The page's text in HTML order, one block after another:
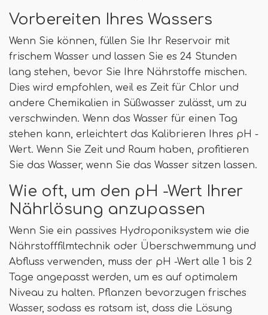
Vorbereiten Ihres Wassers
Wenn Sie können, füllen Sie Ihr Reservoir mit
frischem Wasser und lassen Sie es 24 Stunden
lang stehen, bevor Sie Ihre Nährstoffe mischen.
Dies wird empfohlen, weil es Zeit für Chlor und
andere Chemikalien in Süßwasser zulässt, um zu
verschwinden. Wenn das Wasser für einen Tag
stehen kann, erleichtert das Kalibrieren Ihres pH -
Wert. Wenn Sie Zeit und Raum haben, profitieren
Sie das Wasser, wenn Sie das Wasser sitzen lassen.
Wie oft, um den pH -Wert Ihrer
Nährlösung anzupassen
Wenn Sie ein passives Hydroponiksystem wie die
Nährstofffilmtechnik oder Überschwemmung und
Abfluss verwenden, muss der pH -Wert alle 1 bis 2
Tage angepasst werden, um es auf optimalem
Niveau zu halten. Pflanzen bevorzugen frisches
Wasser, sodass es ratsam ist, dass die Lösung